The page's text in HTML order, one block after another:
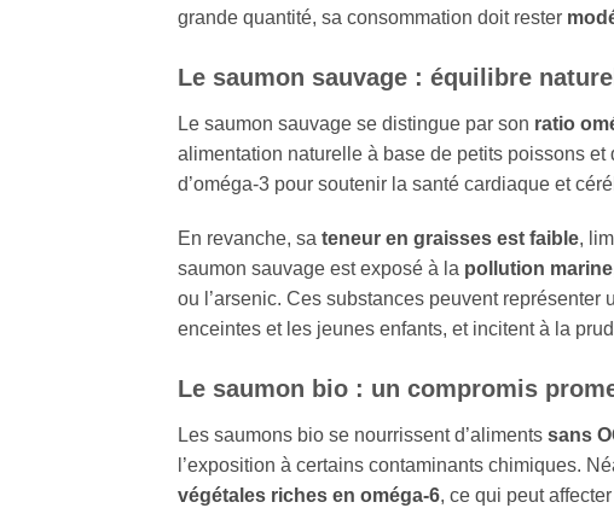
grande quantité, sa consommation doit rester
Le saumon sauvage : équilibre
Le saumon sauvage se distingue par son ratio
alimentation naturelle à base de petits poissons
d’oméga‑3 pour soutenir la santé cardiaque et
En revanche, sa teneur en graisses est faible,
saumon sauvage est exposé à la pollution marine
ou l’arsenic. Ces substances peuvent représenter
enceintes et les jeunes enfants, et incitent à la
Le saumon bio : un compromis
Les saumons bio se nourrissent d’aliments sans
l’exposition à certains contaminants chimiques.
végétales riches en oméga‑6, ce qui peut